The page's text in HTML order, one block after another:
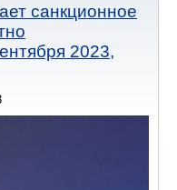
санкционное
2023,